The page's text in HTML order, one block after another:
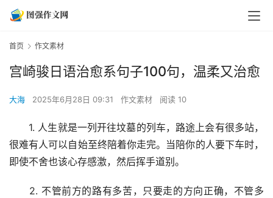
首页 作文素材
宫崎骏日语治愈系句子100句，温柔又治愈
大海 2025年6月28日 09:31 作文素材 阅读 10
1. 人生就是一列开往坟墓的列车，路途上会有很多站，
很难有人可以自始至终陪着你走完。当陪你的人要下车时，
即使不舍也该心存感激，然后挥手道别。
2. 不管前方的路有多苦，只要走的方向正确，不管多